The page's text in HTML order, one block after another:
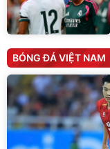
BÓNG ĐÁ VIỆT NAM